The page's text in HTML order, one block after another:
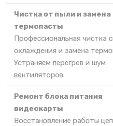
Чистка от пыли и замена
термопасты
Профессиональная чистка
охлаждения и замена
Устраняем перегрев и шум
вентиляторов.
Ремонт блока питания
видеокарты
Восстановление работы